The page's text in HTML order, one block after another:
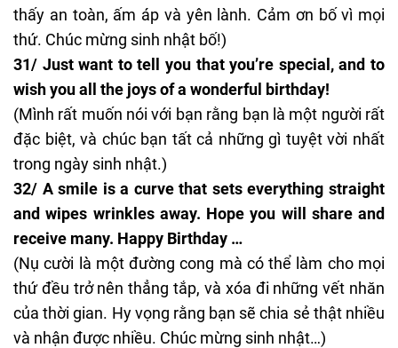
thấy an toàn, ấm áp và yên lành. Cảm ơn bố vì mọi
thứ. Chúc mừng sinh nhật bố!)
31/ Just want to tell you that you’re special, and to
wish you all the joys of a wonderful birthday!
(Mình rất muốn nói với bạn rằng bạn là một người rất
đặc biệt, và chúc bạn tất cả những gì tuyệt vời nhất
trong ngày sinh nhật.)
32/ A smile is a curve that sets everything straight
and wipes wrinkles away. Hope you will share and
receive many. Happy Birthday …
(Nụ cười là một đường cong mà có thể làm cho mọi
thứ đều trở nên thẳng tắp, và xóa đi những vết nhăn
của thời gian. Hy vọng rằng bạn sẽ chia sẻ thật nhiều
và nhận được nhiều. Chúc mừng sinh nhật…)